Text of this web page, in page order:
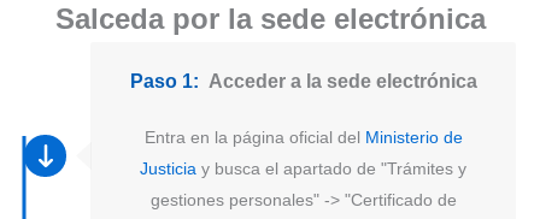
Salceda por la sede electrónica
Paso 1: Acceder a la sede electrónica
Entra en la página oficial del Ministerio de
Justicia y busca el apartado de "Trámites y
gestiones personales" -> "Certificado de